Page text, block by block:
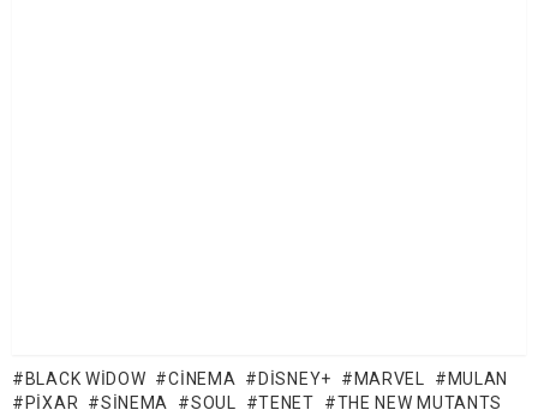
BLACK WIDOW CINEMA DISNEY+ MARVEL
MULAN
PIXAR
SINEMA SOUL TENET
THE NEW MUTANTS